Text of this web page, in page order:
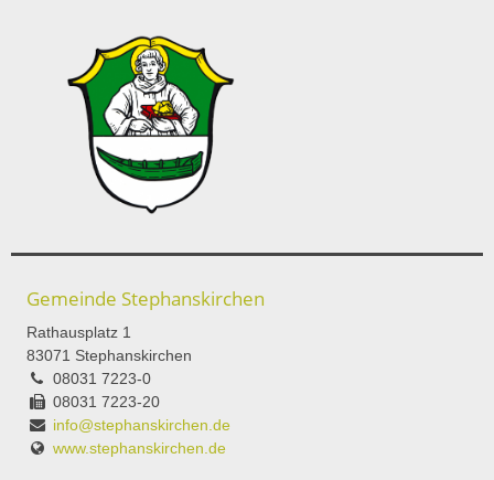
Gemeinde Stephanskirchen
Rathausplatz 1
83071 Stephanskirchen
08031 7223-0
08031 7223-20
info@stephanskirchen.de
www.stephanskirchen.de